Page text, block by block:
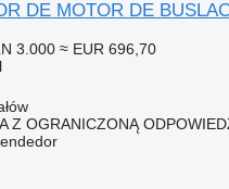
DE MOTOR DE
3.000 ≈ EUR 696,70
Z OGRANICZONĄ